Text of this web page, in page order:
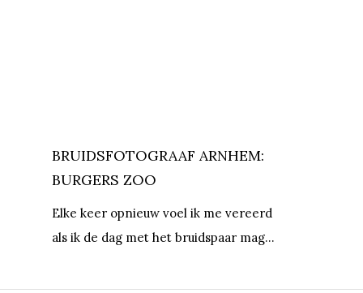
BRUIDSFOTOGRAAF ARNHEM:
BURGERS ZOO
Elke keer opnieuw voel ik me vereerd
als ik de dag met het bruidspaar mag…